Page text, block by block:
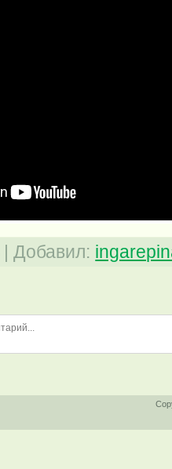
|Добавил: